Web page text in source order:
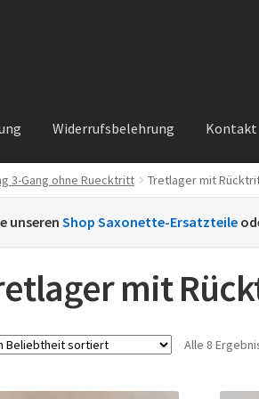
Widerrufsbelehrung Kontakt
KontaktSachs ErsatzteileSachsteile
3-Gang ohne Ruecktritt Tretlager mit
unseren Shop Saxonette-Ersatzteile
mit
Alle 8